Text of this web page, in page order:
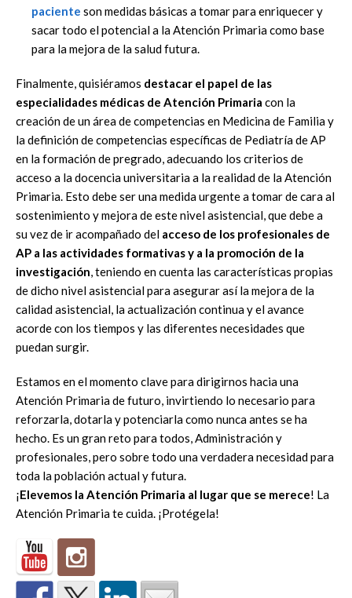
paciente son medidas básicas a tomar para enriquecer y
sacar todo el potencial a la Atención Primaria como base
para la mejora de la salud futura.
Finalmente, quisiéramos destacar el papel de las
especialidades médicas de Atención Primaria con la
creación de un área de competencias en Medicina de Familia y
la definición de competencias específicas de Pediatría de AP
en la formación de pregrado, adecuando los criterios de
acceso a la docencia universitaria a la realidad de la Atención
Primaria. Esto debe ser una medida urgente a tomar de cara al
sostenimiento y mejora de este nivel asistencial, que debe a
su vez de ir acompañado del acceso de los profesionales de
AP a las actividades formativas y a la promoción de la
investigación, teniendo en cuenta las características propias
de dicho nivel asistencial para asegurar así la mejora de la
calidad asistencial, la actualización continua y el avance
acorde con los tiempos y las diferentes necesidades que
puedan surgir.
Estamos en el momento clave para dirigirnos hacia una
Atención Primaria de futuro, invirtiendo lo necesario para
reforzarla, dotarla y potenciarla como nunca antes se ha
hecho. Es un gran reto para todos, Administración y
profesionales, pero sobre todo una verdadera necesidad para
toda la población actual y futura.
¡Elevemos la Atención Primaria al lugar que se merece! La
Atención Primaria te cuida. ¡Protégela!